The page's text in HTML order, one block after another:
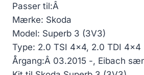
var:
2,688.50 kr..
Passer til:Â
Mærke: Skoda
Model: Superb 3 (3V3)
Type: 2.0 TSI 4×4, 2.0 TDI 4×4
Årgang:Â 03.2015 -, Eibach